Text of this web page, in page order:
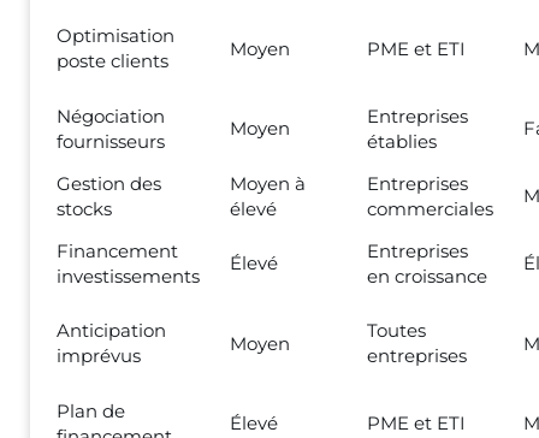
Optimisation
poste clients
Moyen PME et ETI
Négociation
fournisseurs
Moyen
Entreprises
établies
Gestion des
stocks
Moyen à
élevé
Entreprises
commerciales
Financement
investissements
Élevé
Entreprises
en croissance
Anticipation
imprévus
Moyen
Toutes
entreprises
Plan de
Élevé PME et ETI